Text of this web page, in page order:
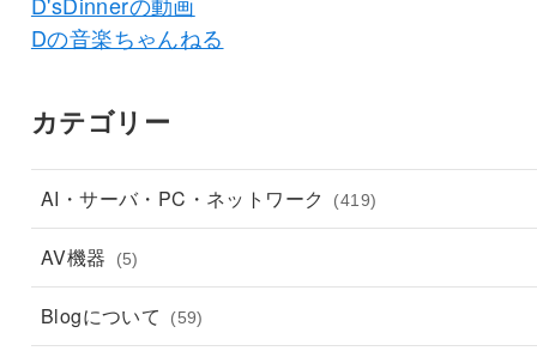
Dの音楽ちゃんねる
カテゴリー
AI・サーバ・PC・ネットワーク (419)
AV機器 (5)
Blogについて (59)